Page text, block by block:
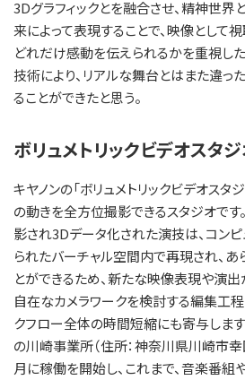
3Dグラフィックとを融合させ、精神世
来によって表現することで、映像として
どれだけ感動を伝えられるかを重視した
技術により、リアルな舞台とはまた違っ
ることができたと思う。
ボリュメトリックビデオスタ
キヤノンの「ボリュメトリックビデオスタ
の動きを全方位撮影できるスタジオです
影され3Dデータ化された演技は、コン
られたバーチャル空間内で再現され、あ
とができるため、新たな映像表現や演
自在なカメラワークを検討する編集工
クフロー全体の時間短縮にも寄与します
の川崎事業所（住所：神奈川県川崎市
月に稼働を開始し、これまで、音楽番組